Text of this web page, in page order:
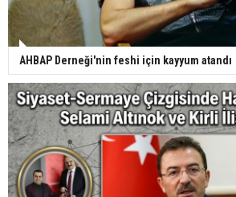
AHBAP Derneği'nin feshi için kayyum atandı